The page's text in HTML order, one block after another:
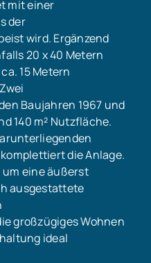
mit einer
der
wird. Ergänzend
20 x 40 Metern
15 Metern
Baujahren 1967 und
140 m² Nutzfläche.
die Anlage.
eine äußerst
ausgestattete
großzügiges Wohnen
ideal